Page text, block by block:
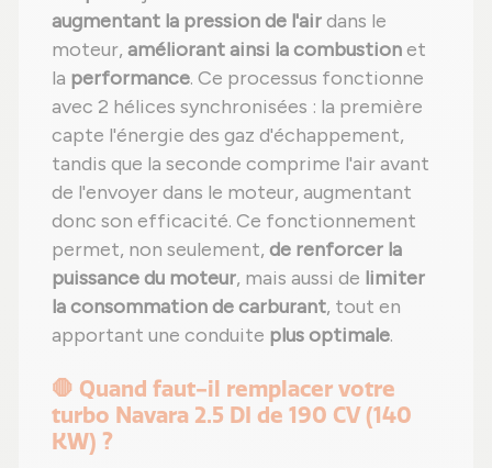
augmentant la pression de l'airdans le
moteur, améliorant ainsi la combustionet
la performance. Ce processus fonctionne
avec 2 hélices synchronisées : la première
capte l'énergie des gaz d'échappement,
tandis que la seconde comprime l'air avant
de l'envoyer dans le moteur, augmentant
donc son efficacité. Ce fonctionnement
permet, non seulement, de renforcer la
puissance du moteur, mais aussi de limiter
la consommation de carburant, tout en
apportant une conduite plus optimale.
🛑 Quand faut-il remplacer votre
turbo Navara 2.5 DI de 190 CV (140
KW) ?